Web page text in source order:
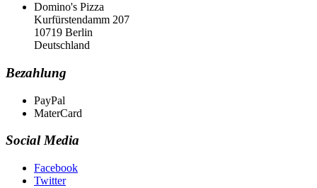
Domino's Pizza
Kurfürstendamm 207
10719 Berlin
Deutschland
Bezahlung
PayPal
MaterCard
Social Media
Facebook
Twitter